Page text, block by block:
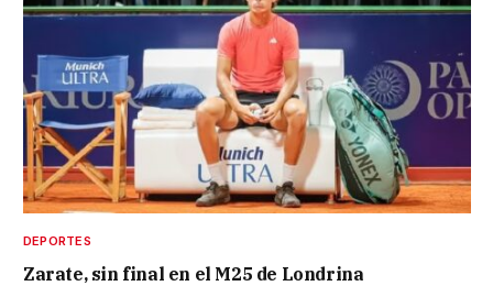
DEPORTES
Zarate, sin final en el M25 de Londrina